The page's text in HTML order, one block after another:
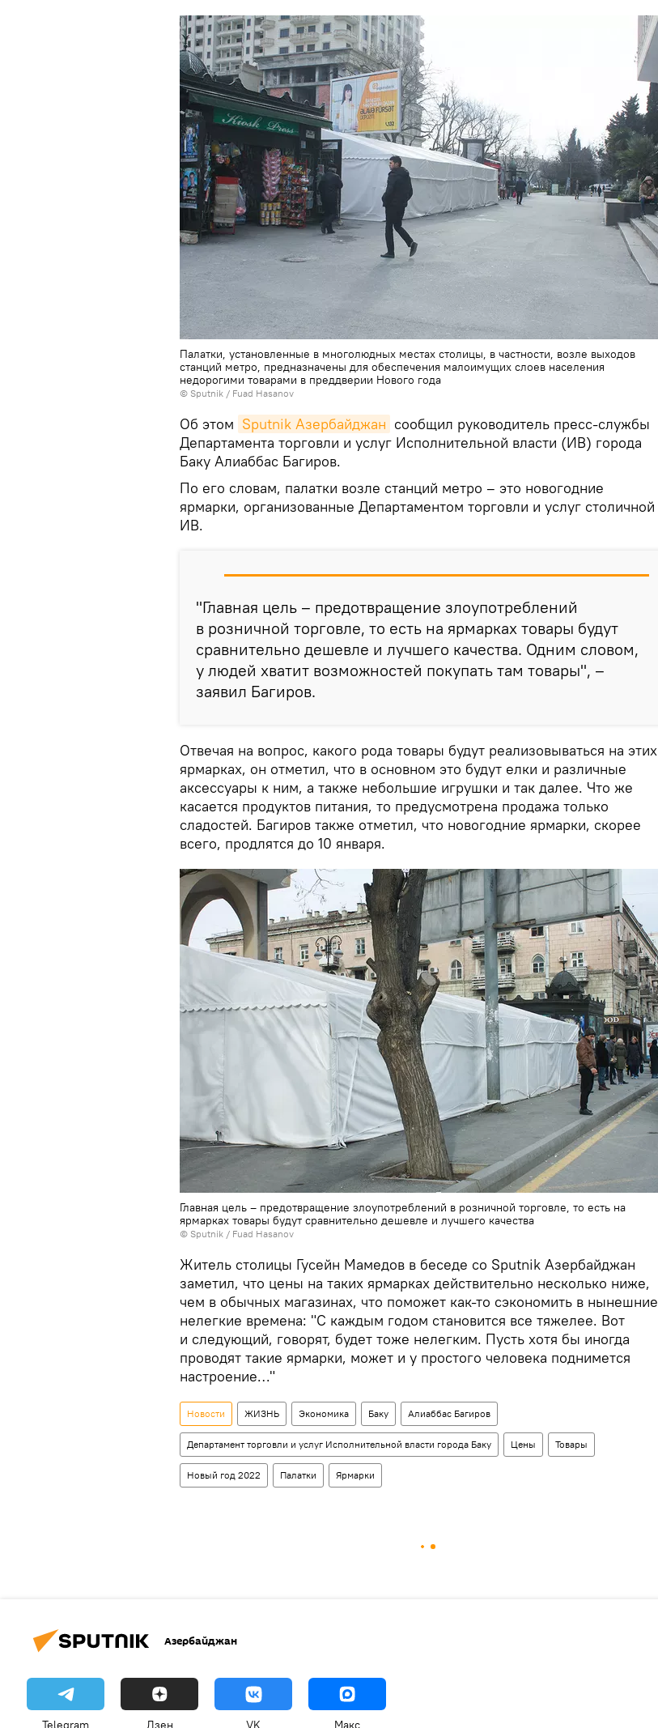
Палатки, установленные в многолюдных местах столицы, в частности, возле выходов
станций метро, предназначены для обеспечения малоимущих слоев населения
недорогими товарами в преддверии Нового года
© Sputnik / Fuad Hasanov
Об этом Sputnik Азербайджан сообщил руководитель пресс-службы
Департамента торговли и услуг Исполнительной власти (ИВ) города
Баку Алиаббас Багиров.
По его словам, палатки возле станций метро – это новогодние
ярмарки, организованные Департаментом торговли и услуг столичной
ИВ.
"Главная цель – предотвращение злоупотреблений
в розничной торговле, то есть на ярмарках товары будут
сравнительно дешевле и лучшего качества. Одним словом,
у людей хватит возможностей покупать там товары", –
заявил Багиров.
Отвечая на вопрос, какого рода товары будут реализовываться на этих
ярмарках, он отметил, что в основном это будут елки и различные
аксессуары к ним, а также небольшие игрушки и так далее. Что же
касается продуктов питания, то предусмотрена продажа только
сладостей. Багиров также отметил, что новогодние ярмарки, скорее
всего, продлятся до 10 января.
Главная цель – предотвращение злоупотреблений в розничной торговле, то есть на
ярмарках товары будут сравнительно дешевле и лучшего качества
© Sputnik / Fuad Hasanov
Житель столицы Гусейн Мамедов в беседе со Sputnik Азербайджан
заметил, что цены на таких ярмарках действительно несколько ниже,
чем в обычных магазинах, что поможет как-то сэкономить в нынешние
нелегкие времена: "С каждым годом становится все тяжелее. Вот
и следующий, говорят, будет тоже нелегким. Пусть хотя бы иногда
проводят такие ярмарки, может и у простого человека поднимется
настроение…"
Новости ЖИЗНЬ Экономика Баку Алиаббас Багиров
Департамент торговли и услуг Исполнительной власти города Баку Цены Товары
Новый год 2022 Палатки Ярмарки
Азербайджан
Telegram Дзен VK Макс